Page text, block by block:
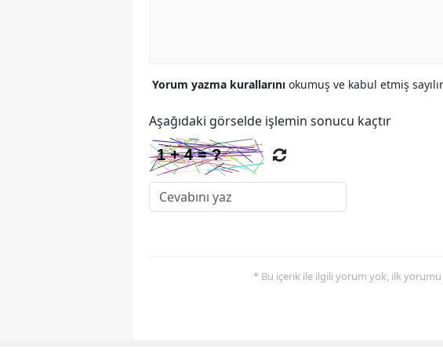
Yorum yazma kurallarını okumuş ve kabul etmiş
Aşağıdaki görselde işlemin sonucu kaçtır
* Bu içerik ile ilgili yorum yok, ilk yorumu